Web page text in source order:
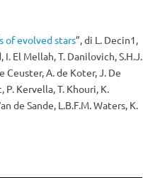
of evolved stars”, di L. Decin1,
El Mellah, T. Danilovich, S.H.J.
Ceuster, A. de Koter, J. De
P. Kervella, T. Khouri, K.
de Sande, L.B.F.M. Waters, K.